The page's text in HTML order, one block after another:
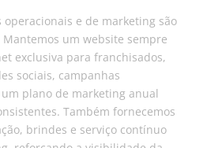
e de marketing são
um website sempre
exclusiva para franchisados,
sociais, campanhas
plano de marketing anual
Também fornecemos
brindes e serviço contínuo